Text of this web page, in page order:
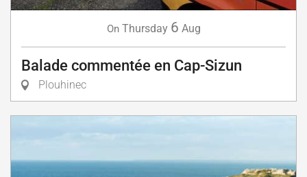
On Thursday 6 Aug
Balade commentée en Cap-Sizun
Plouhinec